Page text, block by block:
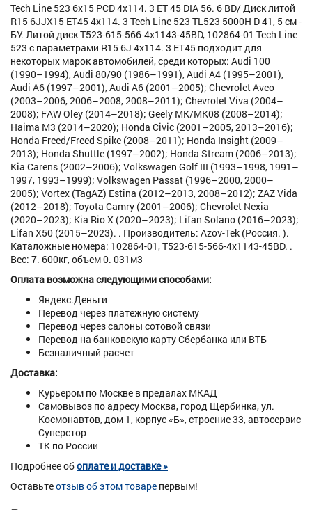
Tech Line 523 6x15 PCD 4x114. 3 ET 45 DIA 56. 6 BD/ Диск литой
R15 6JJX15 ET45 4x114. 3 Tech Line 523 TL523 5000H D 41, 5 см -
БУ. Литой диск T523-615-566-4x1143-45BD, 102864-01 Tech Line
523 с параметрами R15 6J 4x114. 3 ET45 подходит для
некоторых марок автомобилей, среди которых: Audi 100
(1990–1994), Audi 80/90 (1986–1991), Audi A4 (1995–2001),
Audi A6 (1997–2001), Audi A6 (2001–2005); Chevrolet Aveo
(2003–2006, 2006–2008, 2008–2011); Chevrolet Viva (2004–
2008); FAW Oley (2014–2018); Geely MK/MK08 (2008–2014);
Haima M3 (2014–2020); Honda Civic (2001–2005, 2013–2016);
Honda Freed/Freed Spike (2008–2011); Honda Insight (2009–
2013); Honda Shuttle (1997–2002); Honda Stream (2006–2013);
Kia Carens (2002–2006); Volkswagen Golf III (1993–1998, 1991–
1997, 1993–1999); Volkswagen Passat (1996–2000, 2000–
2005); Vortex (TagAZ) Estina (2012–2013, 2008–2012); ZAZ Vida
(2012–2018); Toyota Camry (2001–2006); Chevrolet Nexia
(2020–2023); Kia Rio X (2020–2023); Lifan Solano (2016–2023);
Lifan X50 (2015–2023). . Производитель: Azov-Tek (Россия. ).
Каталожные номера: 102864-01, T523-615-566-4x1143-45BD. .
Вес: 7. 600кг, объем 0. 031м3
Оплата возможна следующими способами:
Яндекс.Деньги
Перевод через платежную систему
Перевод через салоны сотовой связи
Перевод на банковскую карту Сбербанка или ВТБ
Безналичный расчет
Доставка:
Курьером по Москве в предалах МКАД
Самовывоз по адресу Москва, город Щербинка, ул.
Космонавтов, дом 1, корпус «Б», строение 33, автосервис
Суперстор
ТК по России
Подробнее обоплате и доставке »
Оставьтеотзыв об этом товаре первым!